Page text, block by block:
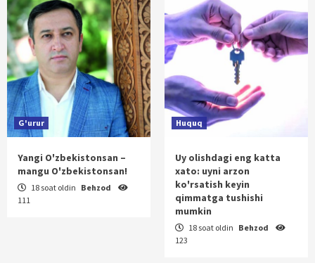
G'urur
Yangi O'zbekistonsan –
mangu O'zbekistonsan!
18 soat oldin Behzod
111
Huquq
Uy olishdagi eng katta
xato: uyni arzon
ko'rsatish keyin
qimmatga tushishi
mumkin
18 soat oldin Behzod
123